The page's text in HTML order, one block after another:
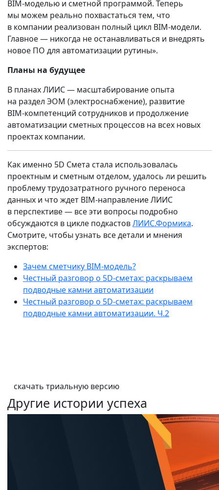
BIM‑моделью и сметной программой. Теперь
мы можем реально похвастаться тем, что
в компании реализован полный цикл BIM‑модели.
Главное — никогда не останавливаться и внедрять
новое ПО для автоматизации рутины».
Планы на будущее
В планах ЛИИС — масштабирование опыта
на раздел ЭОМ (электроснабжение), развитие
BIM‑компетенций сотрудников и продолжение
автоматизации сметных процессов на всех новых
проектах компании.
Как именно 5D Смета стала использовалась
проектным и сметным отделом, удалось ли решить
проблему трудозатратного ручного переноса
данных и что ждет BIM‑направление ЛИИС
в перспективе — все эти вопросы подробно
обсуждаются в цикле подкастовЛИИС.Формика.
Смотрите, чтобы узнать все детали и мнения
экспертов:
Зачем сметчику BIM‑модель?
Честный разговор о 5D-сметах: раскрываем
подводные камни автоматизации
Честный разговор о 5D-сметах: раскрываем
подводные камни автоматизации. Ч.2
скачать триальную версию
Другие истории успеха